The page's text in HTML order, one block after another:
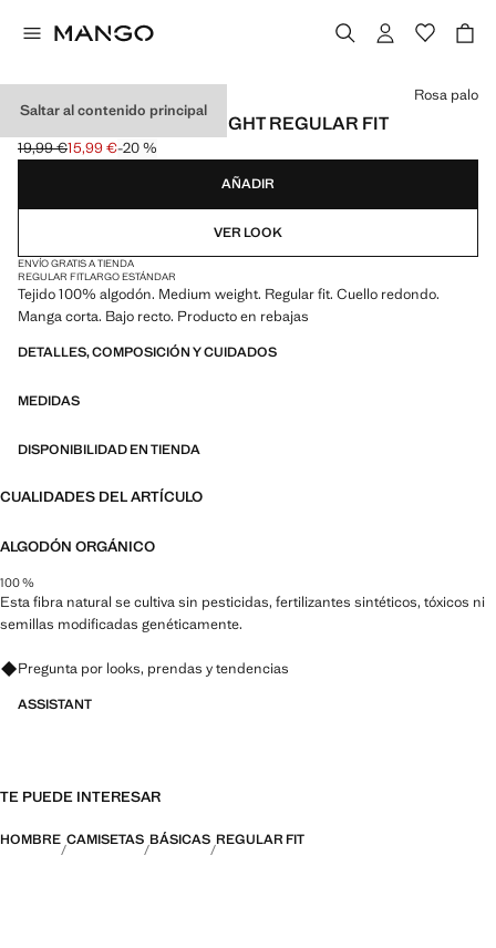
Saltar al contenido principal
CAMISETA MEDIUM WEIGHT REGULAR FIT
Precio inicial tachado [19,99 € ]
19,99 €
Precio actual [15,99 € ]
15,99 €-20 %
Selecciona un color
Rosa palo
AÑADIR
VER LOOK
ENVÍO GRATIS A TIENDA
REGULAR FITLARGO ESTÁNDAR
Tejido 100% algodón. Medium weight. Regular fit. Cuello redondo.
Manga corta. Bajo recto. Producto en rebajas
DETALLES, COMPOSICIÓN Y CUIDADOS
MEDIDAS
DISPONIBILIDAD EN TIENDA
CUALIDADES DEL ARTÍCULO
ALGODÓN ORGÁNICO
100 %
Esta fibra natural se cultiva sin pesticidas, fertilizantes sintéticos, tóxicos ni
semillas modificadas genéticamente.
Pregunta por looks, prendas y tendencias
ASSISTANT
TE PUEDE INTERESAR
HOMBRE CAMISETAS BÁSICAS REGULAR FIT